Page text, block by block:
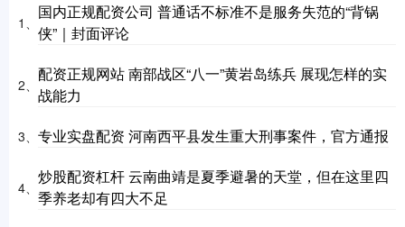
1、
国内正规配资公司 普通话不标准不是服务失范的“背锅
侠”｜封面评论
2、
配资正规网站 南部战区“八一”黄岩岛练兵 展现怎样的实
战能力
3、 专业实盘配资 河南西平县发生重大刑事案件，官方通报
4、
炒股配资杠杆 云南曲靖是夏季避暑的天堂，但在这里四
季养老却有四大不足